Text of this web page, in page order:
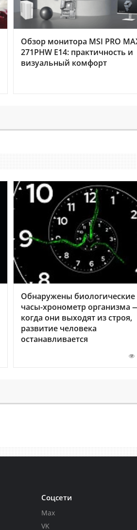
Обзор монитора MSI PRO
271PHW E14: практичность и
визуальный комфорт
Обнаружены биологические
часы-хронометр организма
когда они выходят из строя,
развитие человека
останавливается
Соцсети
Max
VK